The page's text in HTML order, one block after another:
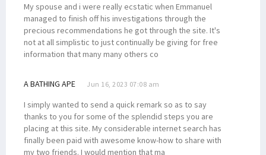
My spouse and i were really ecstatic when Emmanuel
managed to finish off his investigations through the
precious recommendations he got through the site. It's
not at all simplistic to just continually be giving for free
information that many many others co
A BATHING APE Jun 16, 2023 07:08 am
I simply wanted to send a quick remark so as to say
thanks to you for some of the splendid steps you are
placing at this site. My considerable internet search has
finally been paid with awesome know-how to share with
my two friends. I would mention that ma